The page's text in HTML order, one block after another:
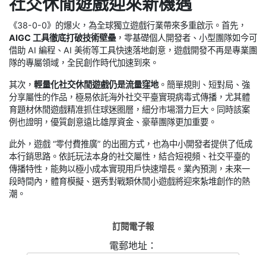
社交休閒遊戲迎來新機遇
《38-0-0》的爆火，為全球獨立遊戲行業帶來多重啟示。首先，
AIGC 工具徹底打破技術壁壘，零基礎個人開發者、小型團隊如今可
借助 AI 編程、AI 美術等工具快速落地創意，遊戲開發不再是專業團
隊的專屬領域，全民創作時代加速到來。
其次， 輕量化社交休閒遊戲仍是流量窪地。簡單規則、短對局、強
分享屬性的作品，極易依託海外社交平臺實現病毒式傳播，尤其體
育題材休閒遊戲精准抓住球迷圈層，細分市場潛力巨大。同時該案
例也證明，優質創意遠比雄厚資金、豪華團隊更加重要。
此外，遊戲 “零付費推廣” 的出圈方式，也為中小開發者提供了低成
本行銷思路。依託玩法本身的社交屬性，結合短視頻、社交平臺的
傳播特性，能夠以極小成本實現用戶快速增長。業內預測，未來一
段時間內，體育模擬、選秀對戰類休閒小遊戲將迎來紮堆創作的熱
潮。
訂閱電子報
電郵地址：